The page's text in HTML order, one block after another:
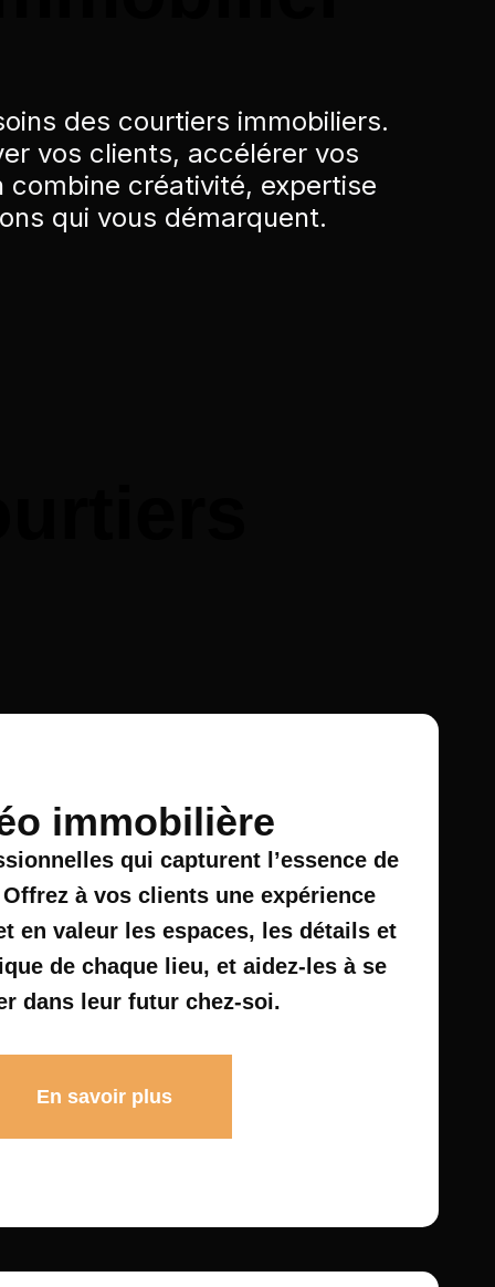
des courtiers immobiliers.
vos clients, accélérer vos
créativité, expertise
qui vous démarquent.
immobilière
qui capturent l’essence de
à vos clients une expérience
en valeur les espaces, les détails et
de chaque lieu, et aidez-les à se
dans leur futur chez-soi.
En savoir plus